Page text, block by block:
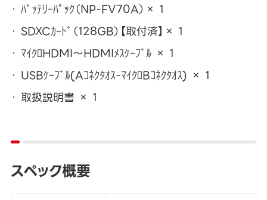
ﾊﾞｯﾃﾘｰﾊﾟｯｸ（NP-FV70A）× 1
SDXCｶｰﾄﾞ（128GB）【取付済】× 1
ﾏｲｸﾛHDMI～HDMIﾒｽｹｰﾌﾞﾙ × 1
USBｹｰﾌﾞﾙ(Aｺﾈｸﾀｵｽ-ﾏｲｸﾛBｺﾈｸﾀｵｽ) × 1
取扱説明書 × 1
スペック概要